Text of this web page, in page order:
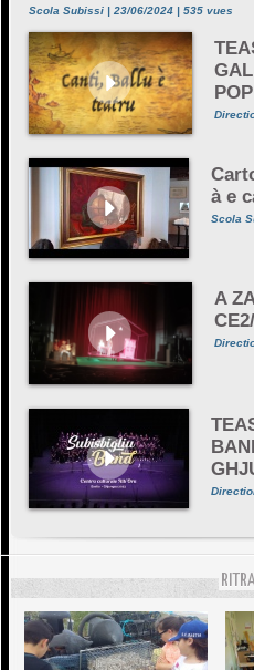
Scola Subissi | 23/06/2024 | 535 vues
à e
Scola
A